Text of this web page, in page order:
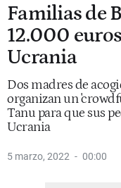
Familias de
12.000
Ucrania
Dos madres de
organizan un
Tanu para que sus
Ucrania
5 marzo, 2022 00:00